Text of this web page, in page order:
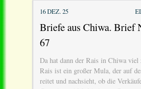
16 DEZ. 25
Briefe aus Chiwa. Brief
67
Da hat dann der Rais in Chiwa viel
Rais ist ein großer Mula, der auf
reitet und nachsieht, ob die